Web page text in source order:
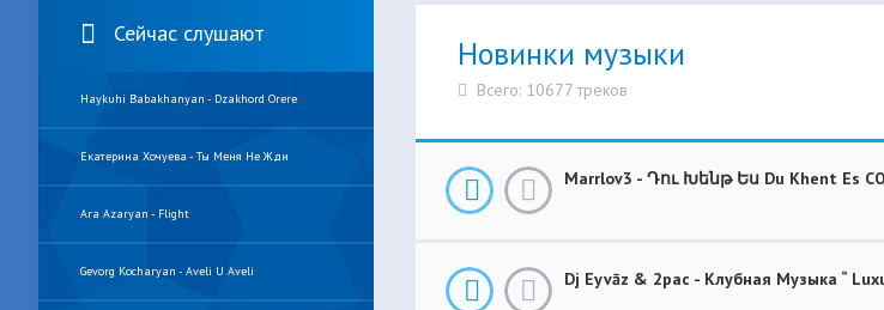
Сейчас слушают
Haykuhi Babakhanyan - Dzakhord Orere
Екатерина Хочуева - Ты Меня Не Жди
Ara Azaryan - Flight
Gevorg Kocharyan - Aveli U Aveli
Новинки музыки
Всего: 10677 треков
Marrlov3 - Դու Խենթ Ես Du Khent Es
Dj Eyvāz & 2pac - Клубная Музыка “